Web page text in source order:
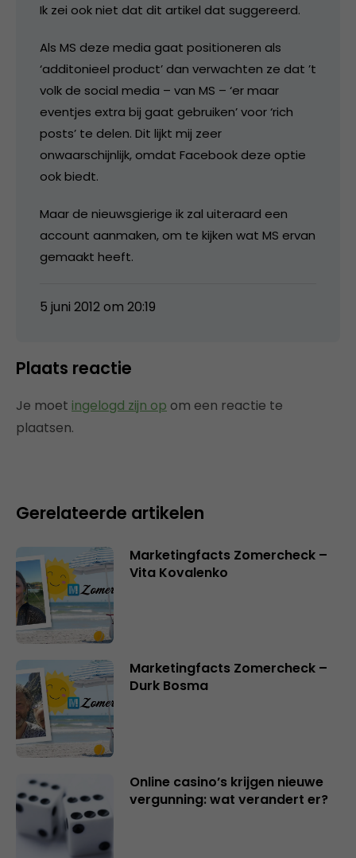
Ik zei ook niet dat dit artikel dat suggereerd.
Als MS deze media gaat positioneren als
‘additonieel product’ dan verwachten ze dat ’t
volk de social media – van MS – ‘er maar
eventjes extra bij gaat gebruiken’ voor ‘rich
posts’ te delen. Dit lijkt mij zeer
onwaarschijnlijk, omdat Facebook deze optie
ook biedt.
Maar de nieuwsgierige ik zal uiteraard een
account aanmaken, om te kijken wat MS ervan
gemaakt heeft.
5 juni 2012 om 20:19
Plaats reactie
Je moet ingelogd zijn op om een reactie te
plaatsen.
Gerelateerde artikelen
Marketingfacts Zomercheck –
Vita Kovalenko
Marketingfacts Zomercheck –
Durk Bosma
Online casino’s krijgen nieuwe
vergunning: wat verandert er?